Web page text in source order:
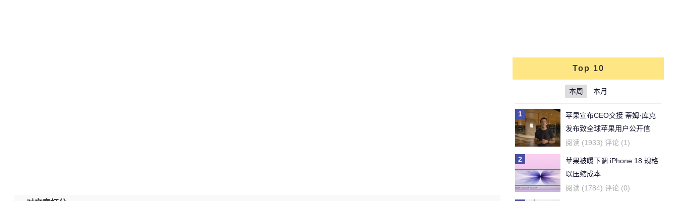
Top 10
本周 本月
1
苹果宣布CEO交接 蒂姆·库克
发布致全球苹果用户公开信
阅读 (1933) 评论 (1)
2
苹果被曝下调 iPhone 18 规格
以压缩成本
阅读 (1784) 评论 (0)